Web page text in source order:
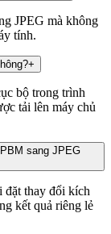
JPEG mà không
tính.
+
bộ trong trình
tải lên máy chủ
sang JPEG
đặt thay đổi kích
kết quả riêng lẻ